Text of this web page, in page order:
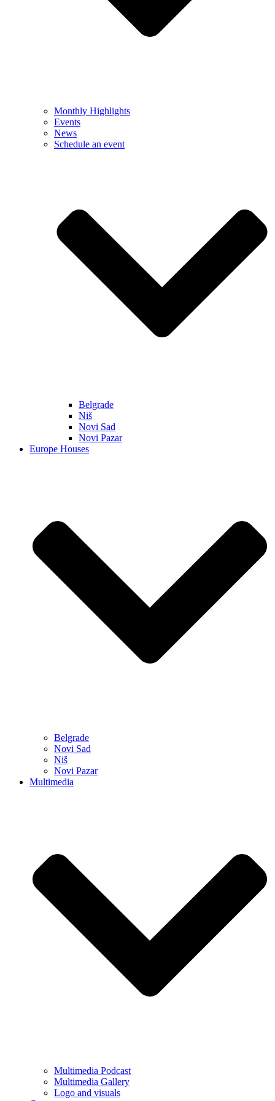
Monthly Highlights
Events
News
Schedule an event
Belgrade
Niš
Novi Sad
Novi Pazar
Europe Houses
Belgrade
Novi Sad
Niš
Novi Pazar
Multimedia
Multimedia Podcast
Multimedia Gallery
Logo and visuals